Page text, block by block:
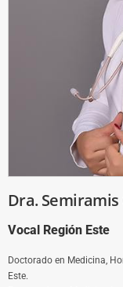
Dra. Semiramis
Vocal Región Este
Doctorado en Medicina,
Este.